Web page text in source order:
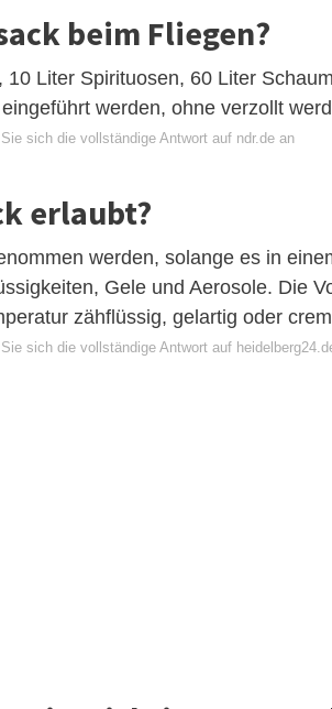
beim Fliegen?
Liter Spirituosen, 60 Liter
werden, ohne verzollt
sich die vollständige Antwort auf ndr.de an
erlaubt?
werden, solange es in
Gele und Aerosole. Die
zähflüssig, gelartig oder
sich die vollständige Antwort auf